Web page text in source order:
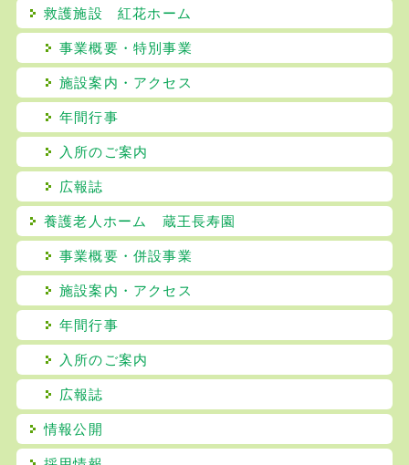
救護施設 紅花ホーム
事業概要・特別事業
施設案内・アクセス
年間行事
入所のご案内
広報誌
養護老人ホーム 蔵王長寿園
事業概要・併設事業
施設案内・アクセス
年間行事
入所のご案内
広報誌
情報公開